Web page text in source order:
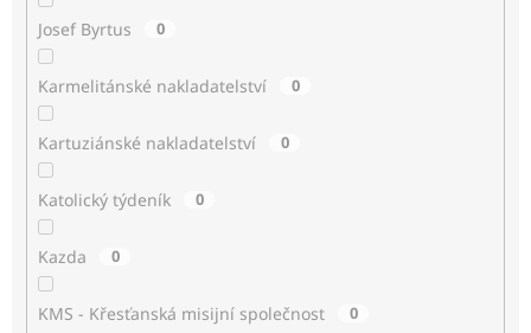
Josef Byrtus 0
Karmelitánské nakladatelství 0
Kartuziánské nakladatelství 0
Katolický týdeník 0
Kazda 0
KMS - Křesťanská misijní společnost 0